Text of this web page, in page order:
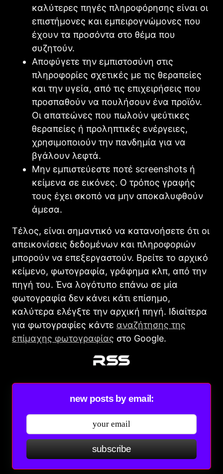
καλύτερες πηγές πληροφόρησης είναι οι
επιστήμονες και εμπειρογνώμονες που
έχουν τα προσόντα στο θέμα που
συζητούν.
Αποφύγετε την εμπιστοσύνη στις
πληροφορίες σχετικές με τις θεραπείες
και την υγεία, από τις επιχειρήσεις που
προσπαθούν να πουλήσουν ένα προϊόν.
Οι απατεώνες που πωλούν ψεύτικες
θεραπείες ή προληπτικές ενέργειες,
χρησιμοποιούν την πανδημία για να
βγάλουν λεφτά.
Μην εμπιστεύεστε ποτέ screenshots ή
κείμενα σε εικόνες. Ο τρόπος γραφής
τους έχει σκοπό να μην αποκαλυφθούν
άμεσα.
Τέλος, είναι σημαντικό να κατανοήσετε ότι οι
απεικονίσεις δεδομένων και πληροφοριών
μπορούν να επεξεργαστούν. Βρείτε το αρχικό
κείμενο, φωτογραφία, γράφημα κλπ, από την
πηγή του. Ένα λογότυπο επάνω σε μία
φωτογραφία δεν κάνει κάτι επίσημο,
καλύτερα ελέγξτε την αρχική πηγή. Ιδιαίτερα
για φωτογραφίες κάντε αναζήτησης της
επίμαχης φωτογραφίας στο Google.
new posts by email:
subscribe